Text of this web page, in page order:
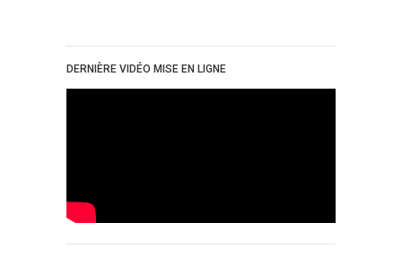
DERNIÈRE VIDÉO MISE EN LIGNE